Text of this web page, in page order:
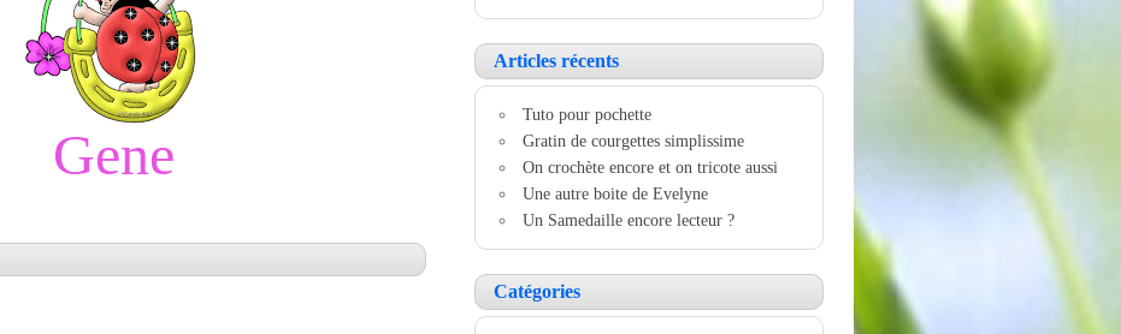
Gene
Articles récents
Tuto pour pochette
Gratin de courgettes simplissime
On crochète encore et on tricote aussi
Une autre boite de Evelyne
Un Samedaille encore lecteur ?
Catégories